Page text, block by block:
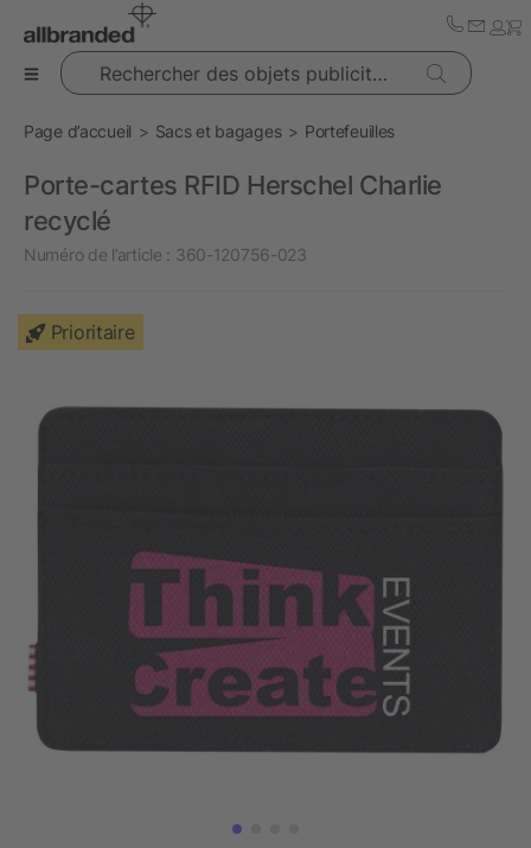
Rechercher des objets publicitaires
Page d’accueil Sacs et bagages Portefeuilles
Porte-cartes RFID Herschel Charlie
recyclé
Numéro de l’article : 360-120756-023
Prioritaire